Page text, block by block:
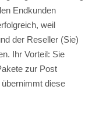
Endkunden
weil
der Reseller (Sie)
Ihr Vorteil: Sie
zur Post
diese